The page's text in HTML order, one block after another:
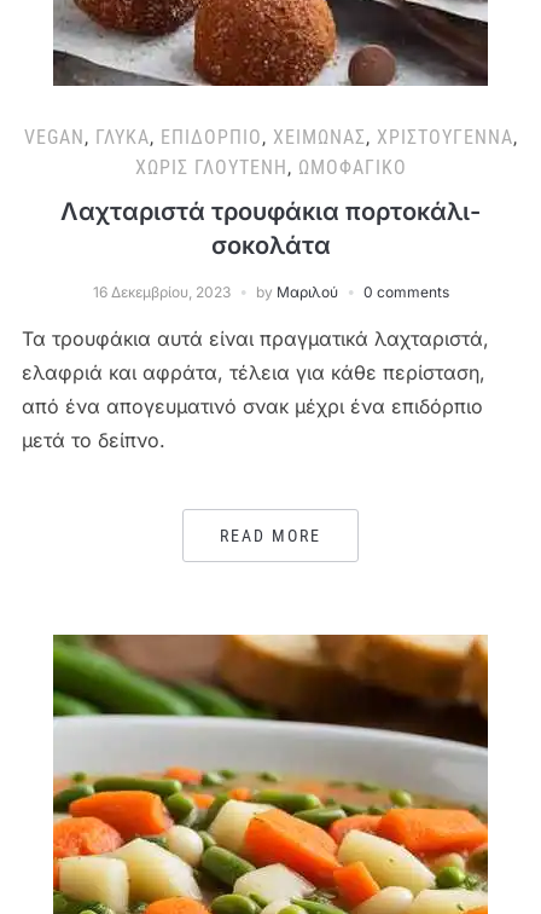
VEGAN, ΓΛΥΚΆ, ΕΠΙΔΌΡΠΙΟ, ΧΕΙΜΏΝΑΣ, ΧΡΙΣΤΟΎΓΕΝΝΑ,
ΧΩΡΊΣ ΓΛΟΥΤΈΝΗ, ΩΜΟΦΑΓΙΚΌ
Λαχταριστά τρουφάκια πορτοκάλι-
σοκολάτα
16 Δεκεμβρίου, 2023 by Μαριλού 0 comments
Τα τρουφάκια αυτά είναι πραγματικά λαχταριστά,
ελαφριά και αφράτα, τέλεια για κάθε περίσταση,
από ένα απογευματινό σνακ μέχρι ένα επιδόρπιο
μετά το δείπνο.
READ MORE